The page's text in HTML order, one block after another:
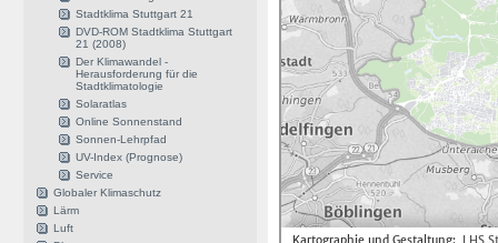
Stadtklima Stuttgart 21
DVD-ROM Stadtklima Stuttgart
21 (2008)
Der Klimawandel -
Herausforderung für die
Stadtklimatologie
Solaratlas
Online Sonnenstand
Sonnen-Lehrpfad
UV-Index (Prognose)
Service
Globaler Klimaschutz
Lärm
Luft